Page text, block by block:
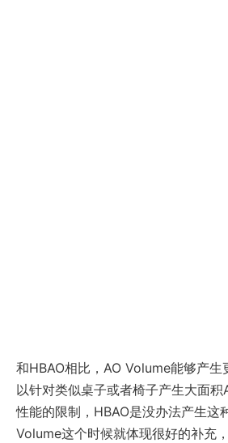
和HBAO相比，AO Volume能够产生
以针对类似桌子或者椅子产生大面积
性能的限制，HBAO是没办法产生这
Volume这个时候就体现很好的补充